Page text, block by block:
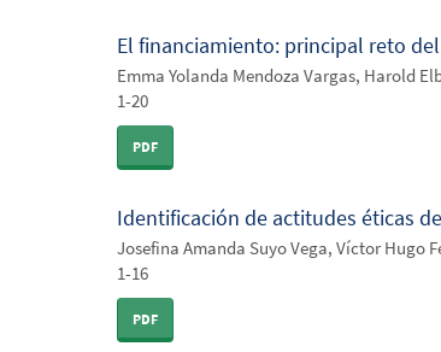
El financiamiento: principal reto
Emma Yolanda Mendoza Vargas, Harold
1-20
PDF
Identificación de actitudes éticas
Josefina Amanda Suyo Vega, Víctor Hugo
1-16
PDF